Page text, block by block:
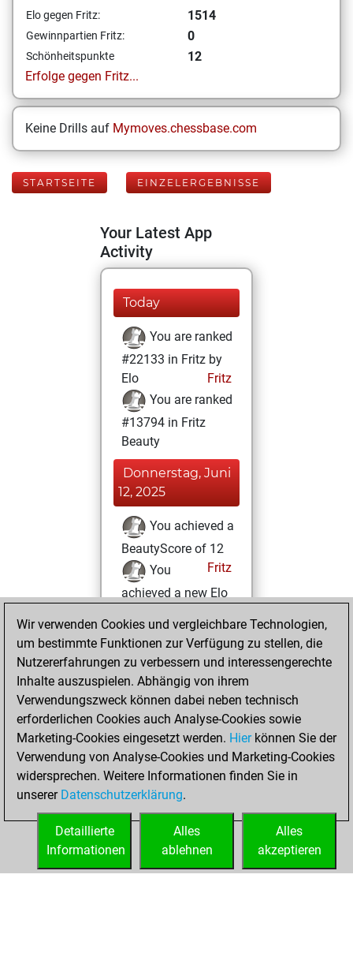
Elo gegen Fritz: 1514
Gewinnpartien Fritz: 0
Schönheitspunkte
12
Erfolge gegen Fritz...
Keine Drills auf Mymoves.chessbase.com
STARTSEITE EINZELERGEBNISSE
Your Latest App
Activity
Today
You are ranked
#22133 in Fritz by
Elo
Fritz
You are ranked
#13794 in Fritz
Beauty
Donnerstag, Juni
12, 2025
You achieved a
BeautyScore of 12
Fritz
You
achieved a new Elo
Samstag, Juni 7,
2025
You created
your Fritz account
Fritz
You
played 6 blitz games
Play
You
blitz
Wir verwenden Cookies und vergleichbare Technologien,
um bestimmte Funktionen zur Verfügung zu stellen, die
Nutzererfahrungen zu verbessern und interessengerechte
Inhalte auszuspielen. Abhängig von ihrem
Verwendungszweck können dabei neben technisch
erforderlichen Cookies auch Analyse-Cookies sowie
Marketing-Cookies eingesetzt werden. Hierkönnen Sie der
Verwendung von Analyse-Cookies und Marketing-Cookies
widersprechen. Weitere Informationen finden Sie in
unserer Datenschutzerklärung.
Alles
akzeptieren
Alles
ablehnen
Detaillierte
Informationen